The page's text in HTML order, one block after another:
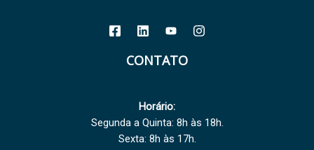
CONTATO
Horário:
Segunda a Quinta: 8h às 18h.
Sexta: 8h às 17h.